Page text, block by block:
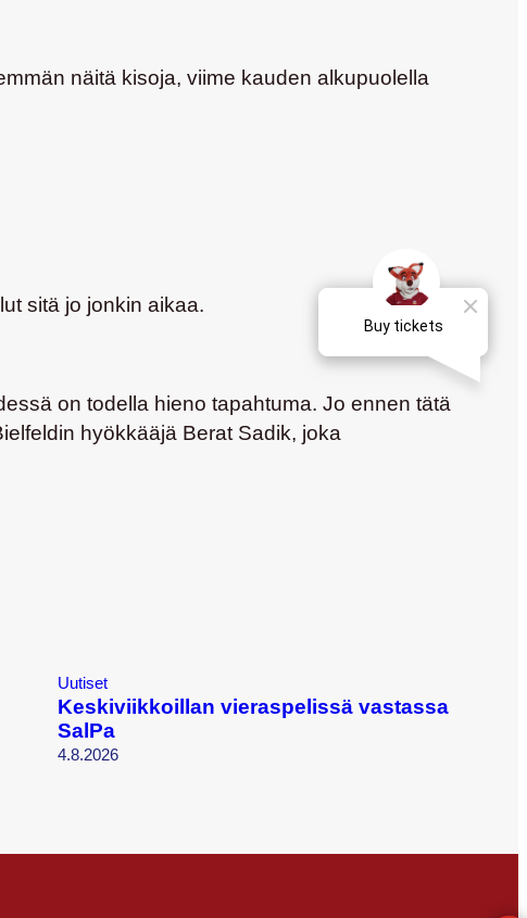
näitä kisoja, viime kauden alkupuolella
sitä jo jonkin aikaa.
on todella hieno tapahtuma. Jo ennen tätä
hyökkääjä Berat Sadik, joka
Uutiset
Keskiviikkoillan vieraspelissä vastassa
SalPa
4.8.2026